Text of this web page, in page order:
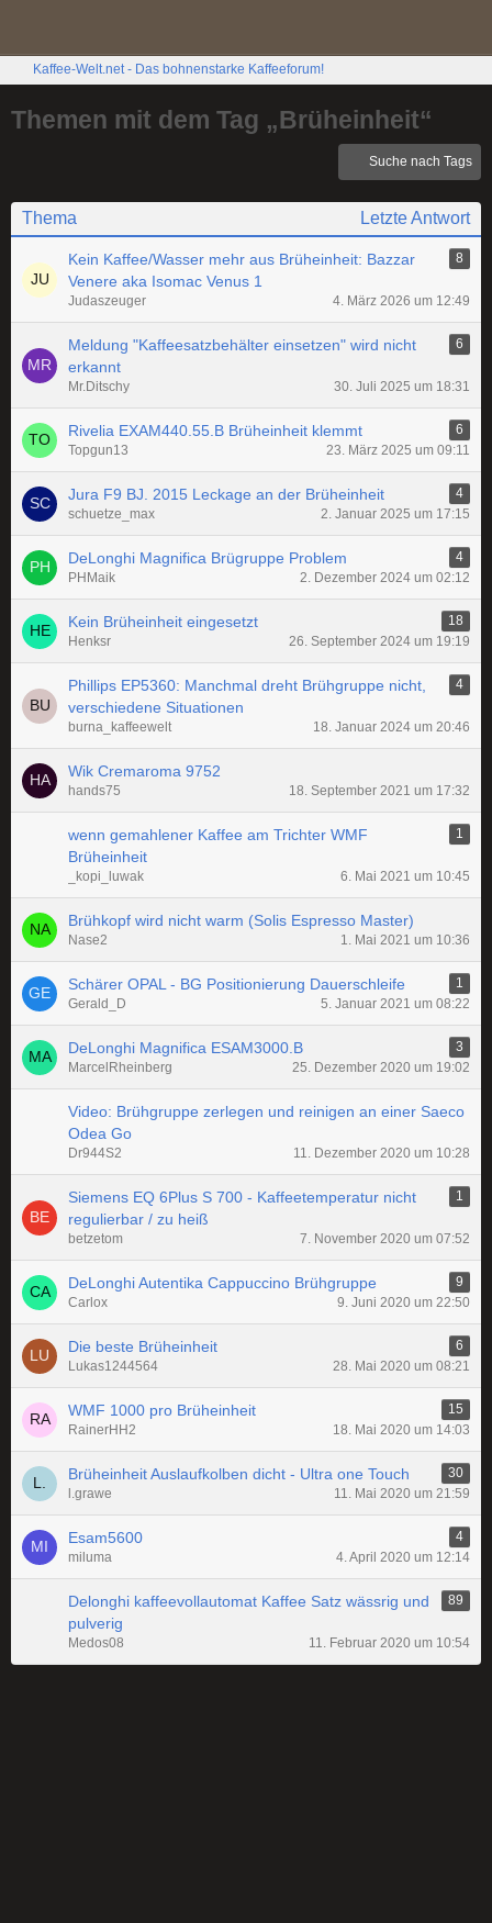
Kaffee-Welt.net - Das bohnenstarke Kaffeeforum!
Themen mit dem Tag „Brüheinheit“
Suche nach Tags
Thema Letzte Antwort
Kein Kaffee/Wasser mehr aus Brüheinheit: Bazzar
Venere aka Isomac Venus 1
8
Judaszeuger 4. März 2026 um 12:49
Meldung "Kaffeesatzbehälter einsetzen" wird nicht
erkannt
6
Mr.Ditschy 30. Juli 2025 um 18:31
Rivelia EXAM440.55.B Brüheinheit klemmt
6
Topgun13
23. März 2025 um 09:11
Jura F9 BJ. 2015 Leckage an der Brüheinheit
4
schuetze_max
2. Januar 2025 um 17:15
DeLonghi Magnifica Brügruppe Problem
4
PHMaik
2. Dezember 2024 um 02:12
Kein Brüheinheit eingesetzt
18
Henksr
26. September 2024 um 19:19
Phillips EP5360: Manchmal dreht Brühgruppe nicht,
verschiedene Situationen
4
burna_kaffeewelt 18. Januar 2024 um 20:46
Wik Cremaroma 9752
hands75 18. September 2021 um 17:32
wenn gemahlener Kaffee am Trichter WMF
Brüheinheit
1
_kopi_luwak 6. Mai 2021 um 10:45
Brühkopf wird nicht warm (Solis Espresso Master)
Nase2 1. Mai 2021 um 10:36
Schärer OPAL - BG Positionierung Dauerschleife
1
Gerald_D
5. Januar 2021 um 08:22
DeLonghi Magnifica ESAM3000.B
3
MarcelRheinberg
25. Dezember 2020 um 19:02
Video: Brühgruppe zerlegen und reinigen an einer Saeco
Odea Go
Dr944S2 11. Dezember 2020 um 10:28
Siemens EQ 6Plus S 700 - Kaffeetemperatur nicht
regulierbar / zu heiß
1
betzetom 7. November 2020 um 07:52
DeLonghi Autentika Cappuccino Brühgruppe
9
Carlox
9. Juni 2020 um 22:50
Die beste Brüheinheit
6
Lukas1244564
28. Mai 2020 um 08:21
WMF 1000 pro Brüheinheit
15
RainerHH2
18. Mai 2020 um 14:03
Brüheinheit Auslaufkolben dicht - Ultra one Touch
30
l.grawe
11. Mai 2020 um 21:59
Esam5600
4
miluma
4. April 2020 um 12:14
Delonghi kaffeevollautomat Kaffee Satz wässrig und
pulverig
89
Medos08 11. Februar 2020 um 10:54